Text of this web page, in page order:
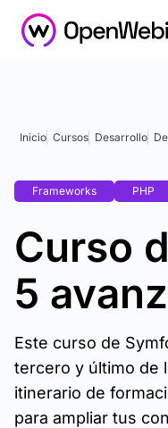
Inicio Cursos Desarrollo
Frameworks PHP
Curso
5
Este curso de
tercero y último de
itinerario de
para ampliar tus